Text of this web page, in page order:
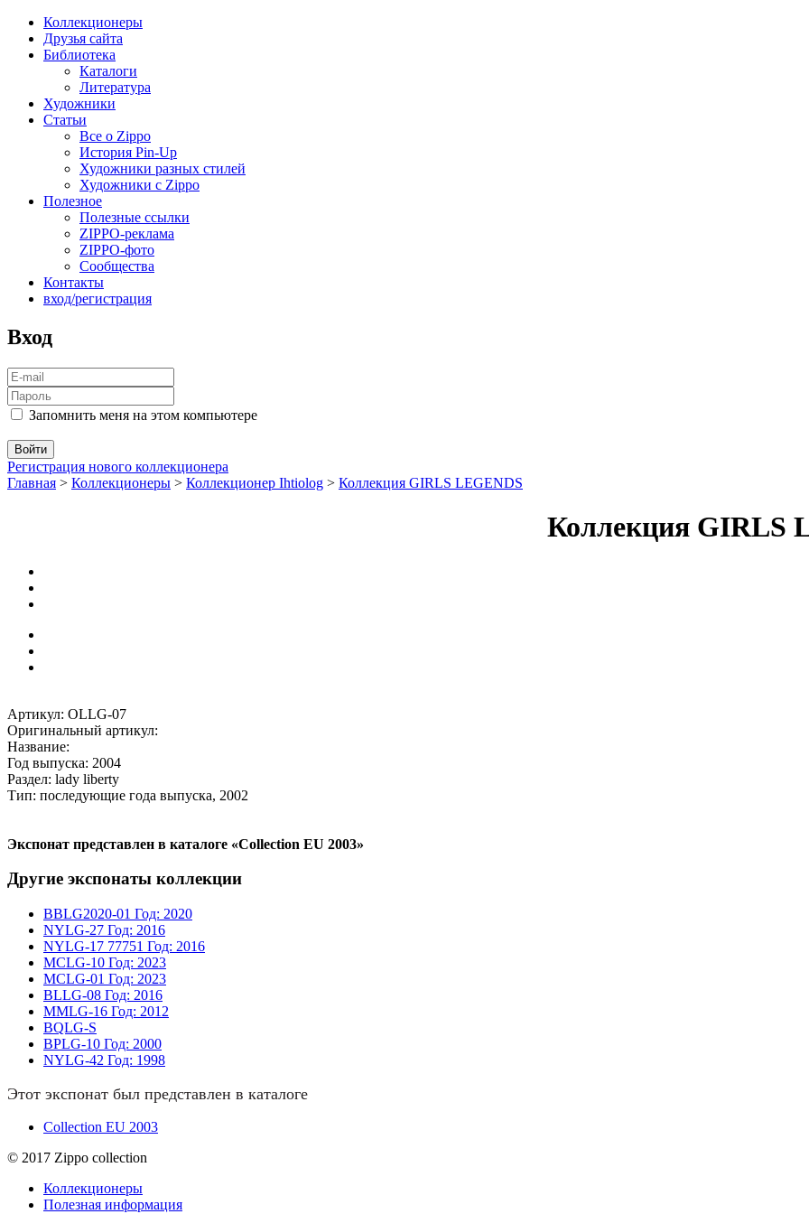
Коллекционеры
Друзья сайта
Библиотека
Каталоги
Литература
Художники
Статьи
Все о Zippo
История Pin-Up
Художники разных стилей
Художники с Zippo
Полезное
Полезные ссылки
ZIPPO-реклама
ZIPPO-фото
Сообщества
Контакты
вход/регистрация
Вход
Запомнить меня на этом компьютере
Регистрация нового коллекционера
Главная > Коллекционеры > Коллекционер Ihtiolog > Коллекция GIRLS LEGENDS
Коллекция GIRLS
Артикул: OLLG-07
Оригинальный артикул:
Название:
Год выпуска: 2004
Раздел: lady liberty
Тип: последующие года выпуска, 2002
Экспонат представлен в каталоге «Collection EU 2003»
Другие экспонаты коллекции
BBLG2020-01 Год: 2020
NYLG-27 Год: 2016
NYLG-17 77751 Год: 2016
MCLG-10 Год: 2023
MCLG-01 Год: 2023
BLLG-08 Год: 2016
MMLG-16 Год: 2012
BQLG-S
BPLG-10 Год: 2000
NYLG-42 Год: 1998
Этот экспонат был представлен в каталоге
Collection EU 2003
© 2017 Zippo collection
Коллекционеры
Полезная информация